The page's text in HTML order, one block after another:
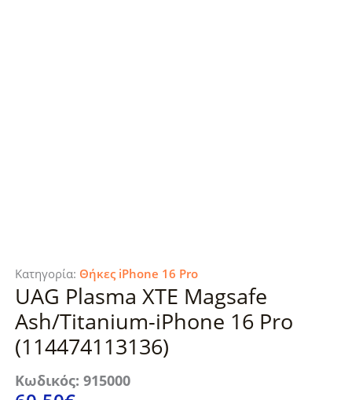
Κατηγορία: Θήκες iPhone 16 Pro
UAG Plasma XTE Magsafe
Ash/Titanium-iPhone 16 Pro
(114474113136)
Κωδικός: 915000